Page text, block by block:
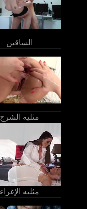
الساقين
مثليه الشرج
مثليه الإغراء